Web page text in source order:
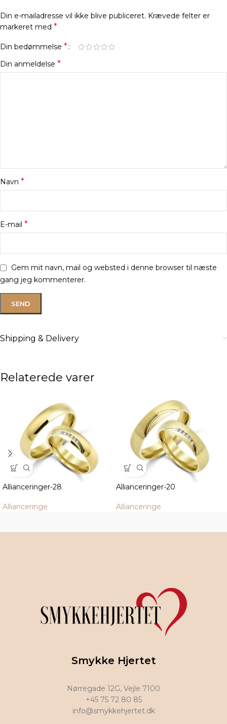
Din e-mailadresse vil ikke blive publiceret. Krævede felter er
markeret med *
Din bedømmelse *
Din anmeldelse *
Navn *
E-mail *
Gem mit navn, mail og websted i denne browser til næste
gang jeg kommenterer.
Shipping & Delivery
Relaterede varer
Allianceringer-28
Allianceringe
Allianceringer-20
Allianceringe
Smykke Hjertet
Nørregade 12G, Vejle 7100
+45 75 72 80 85
info@smykkehjertet.dk